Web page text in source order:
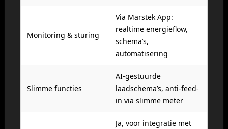
Monitoring & sturing
Via Marstek App:
realtime energieflow,
schema’s,
automatisering
Slimme functies
AI-gestuurde
laadschema’s, anti-feed-
in via slimme meter
Ja, voor integratie met